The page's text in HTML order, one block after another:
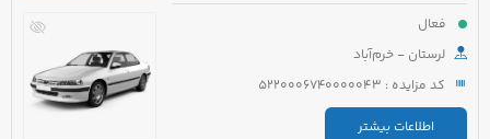
فعال
لرستان - خرم‌آباد
کد مزایده : 5220006740000043
اطلاعات بیشتر